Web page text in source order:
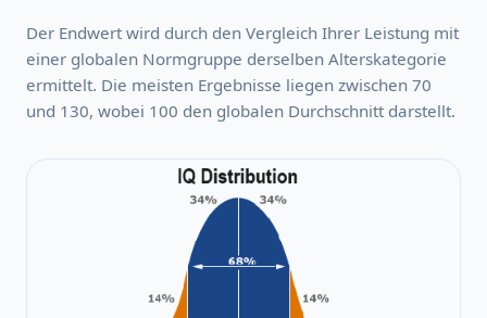
Der Endwert wird durch den Vergleich Ihrer Leistung mit
einer globalen Normgruppe derselben Alterskategorie
ermittelt. Die meisten Ergebnisse liegen zwischen 70
und 130, wobei 100 den globalen Durchschnitt darstellt.